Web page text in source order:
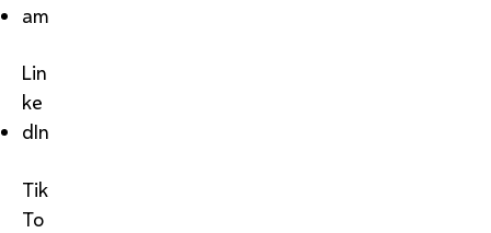
am
Lin
ke
dIn
Tik
To